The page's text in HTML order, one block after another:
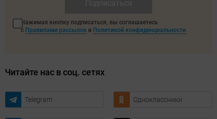
Нажимая кнопку подписаться, вы соглашаетесь
с Правилами рассылок и Политикой конфиденциальности
Читайте нас в соц. сетях
Telegram Одноклассники